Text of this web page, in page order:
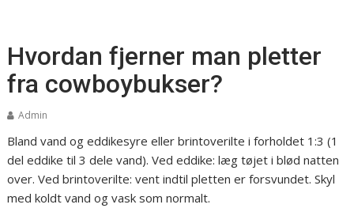
Hvordan fjerner man pletter
fra cowboybukser?
Admin
Bland vand og eddikesyre eller brintoverilte i forholdet 1:3 (1
del eddike til 3 dele vand). Ved eddike: læg tøjet i blød natten
over. Ved brintoverilte: vent indtil pletten er forsvundet. Skyl
med koldt vand og vask som normalt.